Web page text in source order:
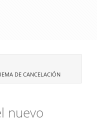
DE CANCELACIÓN
nuevo